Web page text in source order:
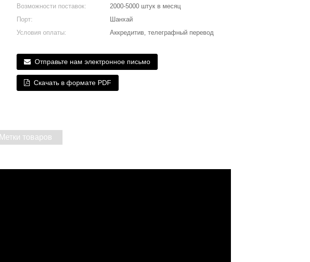
Возможности поставок:
2000-5000 штук в месяц
Порт:
Шанхай
Условия оплаты:
Аккредитив, телеграфный перевод
Отправьте нам электронное письмо
Скачать в формате PDF
Метки товаров